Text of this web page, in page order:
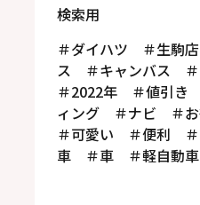
検索用
＃ダイハツ ＃生駒
ス ＃キャンバス
＃2022年 ＃値引
ィング ＃ナビ ＃
＃可愛い ＃便利 ＃
車 ＃車 ＃軽自動